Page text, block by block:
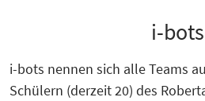
i-bots
i-bots nennen sich alle Teams
Schülern (derzeit 20) des